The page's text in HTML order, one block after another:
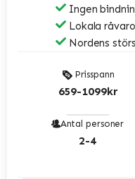
Ingen
Lokala
Nordens
Prisspann
659-1099kr
Antal personer
2-4